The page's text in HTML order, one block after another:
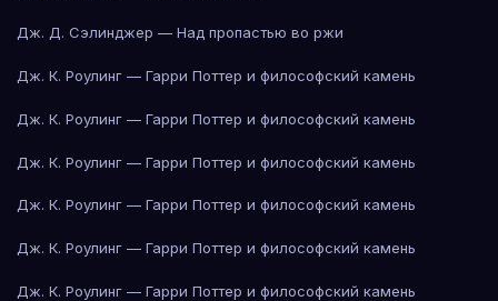
Дж. Д. Сэлинджер — Над пропастью во ржи
Дж. К. Роулинг — Гарри Поттер и философский камень
Дж. К. Роулинг — Гарри Поттер и философский камень
Дж. К. Роулинг — Гарри Поттер и философский камень
Дж. К. Роулинг — Гарри Поттер и философский камень
Дж. К. Роулинг — Гарри Поттер и философский камень
Дж. К. Роулинг — Гарри Поттер и философский камень